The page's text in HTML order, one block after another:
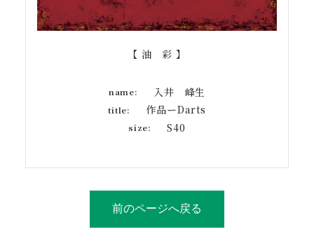
【 油 彩 】
name: 入井 峰生
title: 作品ーDarts
size: S40
前のページへ戻る